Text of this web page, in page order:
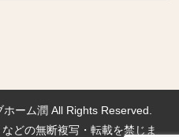
ーム潤 All Rights Reserved.
どの無断複写・転載を禁じま